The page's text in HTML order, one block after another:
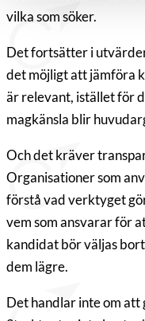
vilka som söker.
Det fortsätter i
det möjligt att jämföra
är relevant, istället för
magkänsla blir
Och det kräver
Organisationer som
förstå vad verktyget
vem som ansvarar för
kandidat bör väljas
dem lägre.
Det handlar inte om